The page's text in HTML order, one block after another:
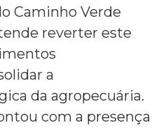
Caminho Verde
reverter este
a
da agropecuária.
com a presença